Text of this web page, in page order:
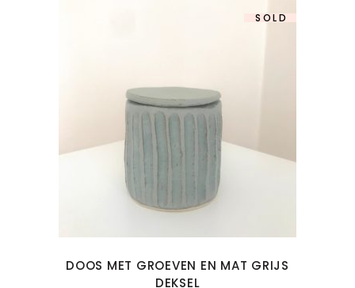
SOLD
DOOS MET GROEVEN EN MAT GRIJS
DEKSEL